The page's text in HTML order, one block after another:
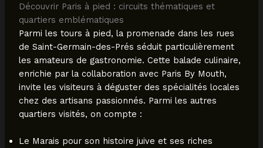
Découvrir Paris à pied : circuits thématiques et
quartiers emblématiques
Parmi les tours à pied, la promenade dans les rues
de Saint-Germain-des-Prés séduit particulièrement
les amateurs de gastronomie. Cette balade culinaire,
enrichie par la collaboration avec Paris By Mouth,
invite les visiteurs à déguster des spécialités locales
chez des artisans passionnés. Parmi les autres
quartiers visités, on compte :
Le Marais pour son histoire juive et ses riches